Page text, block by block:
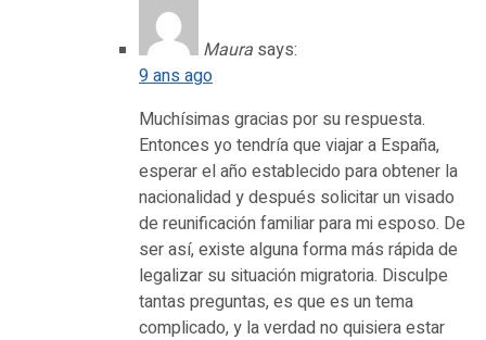
Maura says:
9 ans ago
Muchísimas gracias por su respuesta.
Entonces yo tendría que viajar a España,
esperar el año establecido para obtener la
nacionalidad y después solicitar un visado
de reunificación familiar para mi esposo. De
ser así, existe alguna forma más rápida de
legalizar su situación migratoria. Disculpe
tantas preguntas, es que es un tema
complicado, y la verdad no quisiera estar